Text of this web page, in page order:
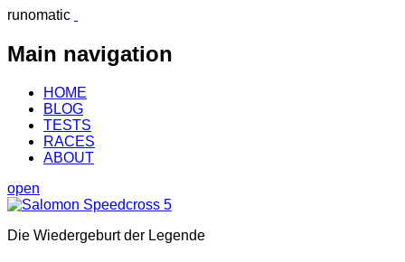
runomatic
Main navigation
HOME
BLOG
TESTS
RACES
ABOUT
open
Die Wiedergeburt der Legende